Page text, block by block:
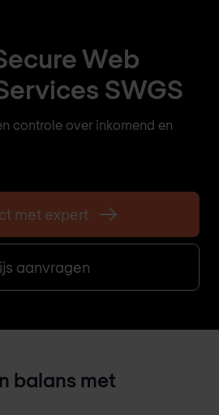
Web
SWGS
controle over inkomend en
met expert
aanvragen
balans met